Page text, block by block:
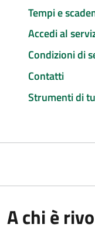
Tempi e
Accedi al
Condizioni di
Contatti
Strumenti di
A chi è